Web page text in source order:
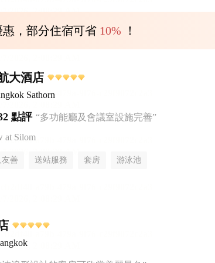
，部分住宿可省 10% ！
大酒店
Sathorn
點評 “多功能廳及會議室設施完善”
at Silom
友善 送站服務 套房 游泳池